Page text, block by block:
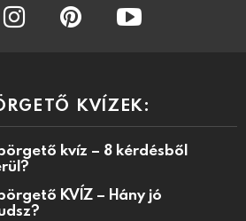
instagram
KVÍZEK:
kvíz – 8 kérdésből
KVÍZ – Hány jó